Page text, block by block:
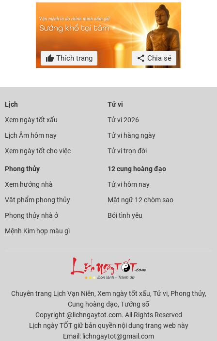
Thích trang Chia sẻ
Lịch
Xem ngày tốt xấu
Lịch Âm hôm nay
Xem ngày tốt cho việc
Tử vi
Tử vi 2026
Tử vi hàng ngày
Tử vi trọn đời
Phong thủy
Xem hướng nhà
Vật phẩm phong thủy
Phong thủy nhà ở
Mệnh Kim hợp màu gì
12 cung hoàng đạo
Tử vi hôm nay
Mật ngữ 12 chòm sao
Bói tình yêu
Chuyên trang Lịch Vạn Niên, Xem ngày tốt xấu, Tử vi, Phong thủy,
Cung hoàng đạo, Tướng số
Copyright @lichngaytot.com. All Rights Reserved
Lịch ngày TỐT giữ bản quyền nội dung trang web này
Email: lichngaytot@gmail.com